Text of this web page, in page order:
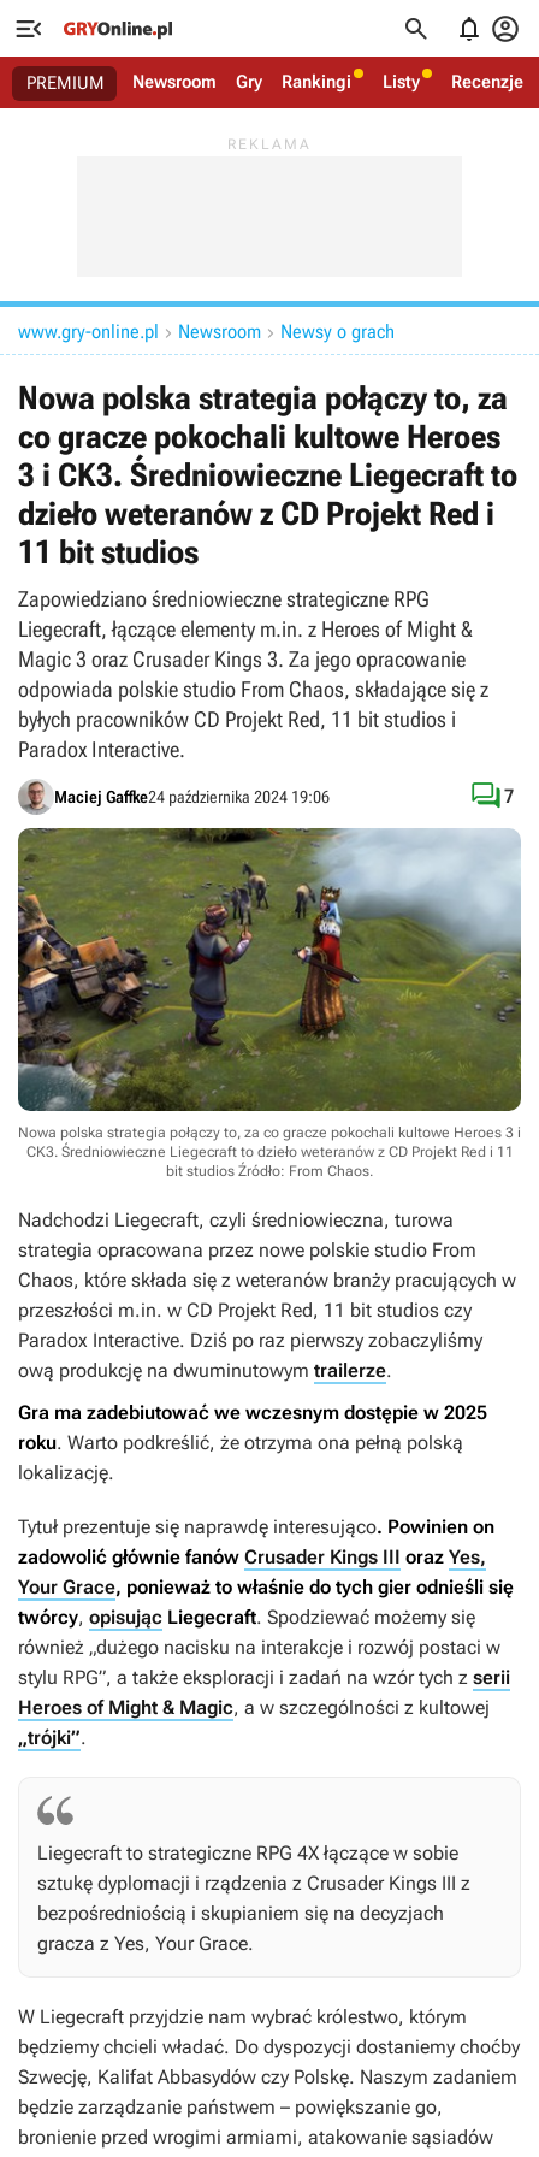
   
PREMIUM Newsroom Gry Rankingi Listy Recenzje
www.gry-online.pl  Newsroom  Newsy o grach
Nowa polska strategia połączy to, za
co gracze pokochali kultowe Heroes
3 i CK3. Średniowieczne Liegecraft to
dzieło weteranów z CD Projekt Red i
11 bit studios
Zapowiedziano średniowieczne strategiczne RPG
Liegecraft, łączące elementy m.in. z Heroes of Might &
Magic 3 oraz Crusader Kings 3. Za jego opracowanie
odpowiada polskie studio From Chaos, składające się z
byłych pracowników CD Projekt Red, 11 bit studios i
Paradox Interactive.
Maciej Gaffke24 października 2024 19:06 7
Nowa polska strategia połączy to, za co gracze pokochali kultowe Heroes 3 i
CK3. Średniowieczne Liegecraft to dzieło weteranów z CD Projekt Red i 11
bit studios Źródło: From Chaos.
Nadchodzi Liegecraft, czyli średniowieczna, turowa
strategia opracowana przez nowe polskie studio From
Chaos, które składa się z weteranów branży pracujących w
przeszłości m.in. w CD Projekt Red, 11 bit studios czy
Paradox Interactive. Dziś po raz pierwszy zobaczyliśmy
ową produkcję na dwuminutowym trailerze.
Gra ma zadebiutować we wczesnym dostępie w 2025
roku. Warto podkreślić, że otrzyma ona pełną polską
lokalizację.
Tytuł prezentuje się naprawdę interesująco. Powinien on
zadowolić głównie fanów Crusader Kings III oraz Yes,
Your Grace, ponieważ to właśnie do tych gier odnieśli się
twórcy, opisując Liegecraft. Spodziewać możemy się
również „dużego nacisku na interakcje i rozwój postaci w
stylu RPG”, a także eksploracji i zadań na wzór tych z serii
Heroes of Might & Magic, a w szczególności z kultowej
„trójki”.
Liegecraft to strategiczne RPG 4X łączące w sobie
sztukę dyplomacji i rządzenia z Crusader Kings III z
bezpośredniością i skupianiem się na decyzjach
gracza z Yes, Your Grace.
W Liegecraft przyjdzie nam wybrać królestwo, którym
będziemy chcieli władać. Do dyspozycji dostaniemy choćby
Szwecję, Kalifat Abbasydów czy Polskę. Naszym zadaniem
będzie zarządzanie państwem – powiększanie go,
bronienie przed wrogimi armiami, atakowanie sąsiadów